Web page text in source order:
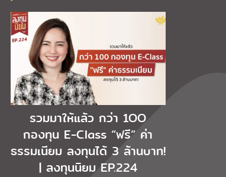
รวมมาให้แล้ว กว่า 1OO
กองทุน E-Class “ฟรี” ค่า
ธรรมเนียม ลงทุนได้ 3 ล้านบาท!
| ลงทุนนิยม EP.224